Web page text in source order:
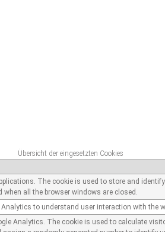
Übersicht der eingesetzten Cookies
The cookie is used to store and
all the browser windows are closed.
to understand user interaction with the
Analytics. The cookie is used to calculate